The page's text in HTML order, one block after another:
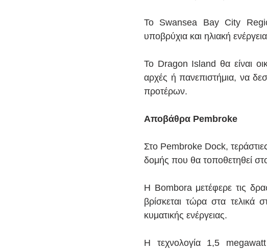
Το Swansea Bay City
υποβρύχια και ηλιακή
Το Dragon Island θα είναι
αρχές ή πανεπιστήμια, να
προτέρων.
Αποβάθρα Pembroke
Στο Pembroke Dock,
δομής που θα τοποθετηθεί
Η Bombora μετέφερε τις
βρίσκεται τώρα στα τελικά
κυματικής ενέργειας.
Η τεχνολογία 1,5